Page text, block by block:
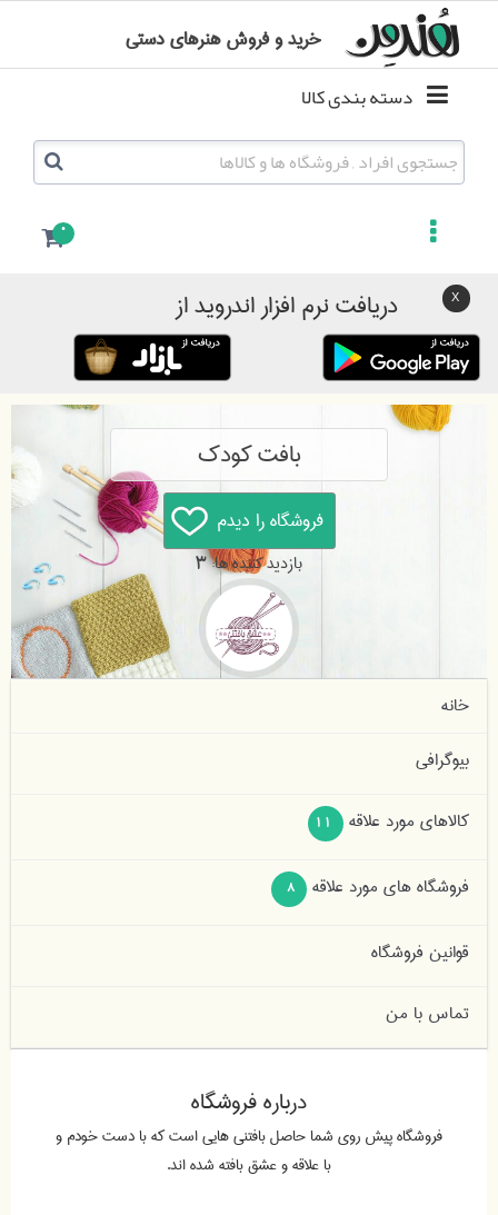
0
خرید و فروش هنرهای دستی
دریافت نرم افزار اندروید از
بافت کودک
بازدید کننده ها:3
خانه
بیوگرافی
کالاهای مورد علاقه
11
فروشگاه های مورد علاقه 8
قوانین فروشگاه
تماس با من
درباره فروشگاه
فروشگاه پیش روی شما حاصل بافتنی هایی است که با دست خودم و
با علاقه و عشق بافته شده اند.